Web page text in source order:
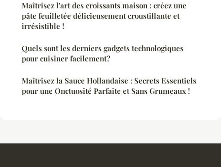
Maîtrisez l'art des croissants maison : créez une
pâte feuilletée délicieusement croustillante et
irrésistible !
Quels sont les derniers gadgets technologiques
pour cuisiner facilement?
Maîtrisez la Sauce Hollandaise : Secrets Essentiels
pour une Onctuosité Parfaite et Sans Grumeaux !